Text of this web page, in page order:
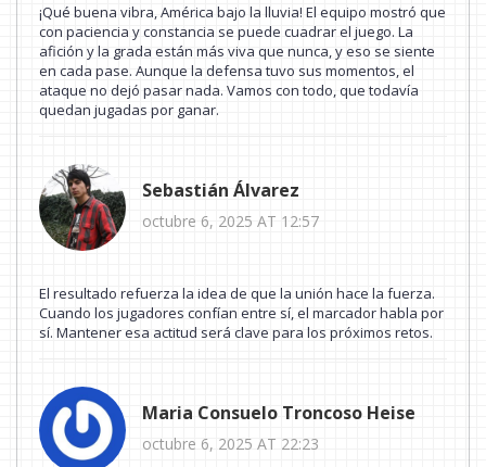
¡Qué buena vibra, América bajo la lluvia! El equipo mostró que
con paciencia y constancia se puede cuadrar el juego. La
afición y la grada están más viva que nunca, y eso se siente
en cada pase. Aunque la defensa tuvo sus momentos, el
ataque no dejó pasar nada. Vamos con todo, que todavía
quedan jugadas por ganar.
Sebastián Álvarez
octubre 6, 2025 AT 12:57
El resultado refuerza la idea de que la unión hace la fuerza.
Cuando los jugadores confían entre sí, el marcador habla por
sí. Mantener esa actitud será clave para los próximos retos.
Maria Consuelo Troncoso Heise
octubre 6, 2025 AT 22:23